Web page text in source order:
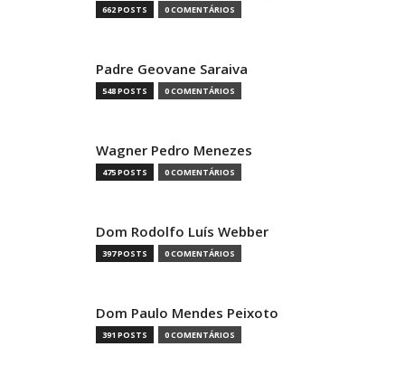
662 POSTS 0 COMENTÁRIOS
Padre Geovane Saraiva
548 POSTS 0 COMENTÁRIOS
Wagner Pedro Menezes
475 POSTS 0 COMENTÁRIOS
Dom Rodolfo Luís Webber
397 POSTS 0 COMENTÁRIOS
Dom Paulo Mendes Peixoto
391 POSTS 0 COMENTÁRIOS